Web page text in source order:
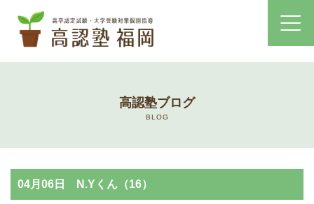
高認塾のご案内
高認塾ブログ
BLOG
04月06日 N.Yくん（16）